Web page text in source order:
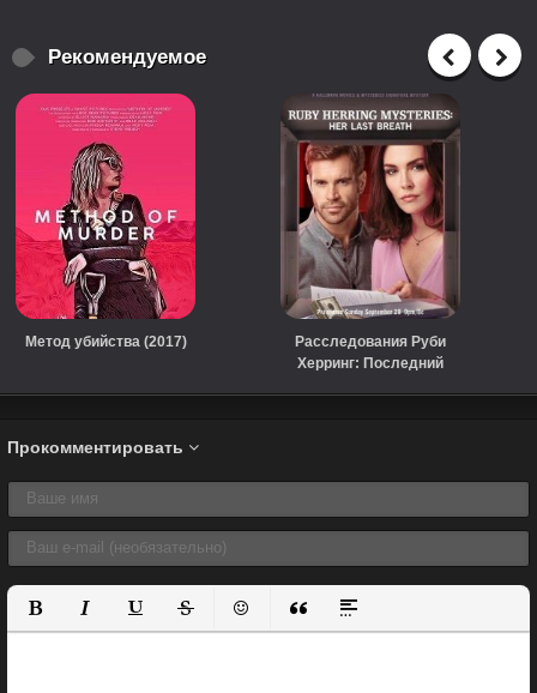
Рекомендуемое
Метод убийства (2017)
Расследования Руби
Херринг: Последний
Прокомментировать
Полужирный
КурсивПодчеркнутый
ЗачеркнутыйВставить смайлик
Вставка цитаты
Вставка спойлера